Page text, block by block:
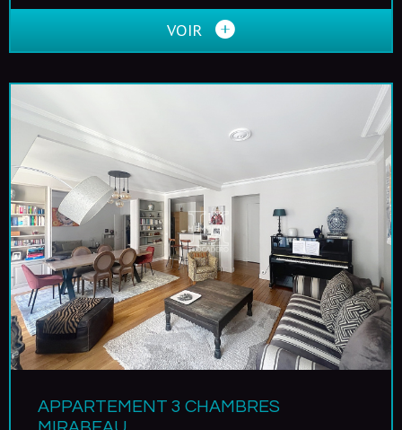
VOIR
APPARTEMENT 3 CHAMBRES